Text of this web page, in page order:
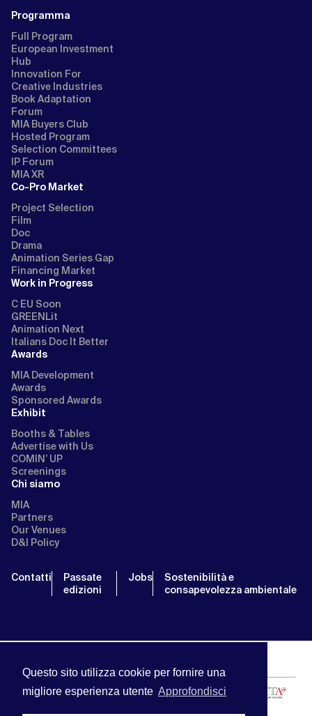
Questo sito utilizza cookie per fornire una
migliore esperienza utente Approfondisci
Programma
Full Program
European Investment
Hub
Innovation For
Creative Industries
Book Adaptation
Forum
MIA Buyers Club
Hosted Program
Selection Committees
IP Forum
MIA XR
Co-Pro Market
Project Selection
Film
Doc
Drama
Animation Series Gap
Financing Market
Work in Progress
C EU Soon
GREENLit
Animation Next
Italians Doc It Better
Awards
MIA Development
Awards
Sponsored Awards
Exhibit
Booths & Tables
Advertise with Us
COMIN’ UP
Screenings
Chi siamo
MIA
Partners
Our Venues
D&I Policy
Contatti
Passate
edizioni
Jobs
Sostenibilità e
consapevolezza ambientale